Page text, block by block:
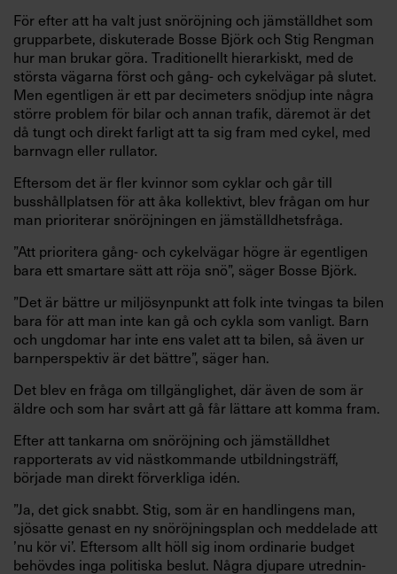
För efter att ha valt just snöröjning och jämställdhet som
grupparbete, diskuterade Bosse Björk och Stig Rengman
hur man brukar göra. Traditionellt hierarkiskt, med de
största vägarna först och gång- och cykelvägar på slutet.
Men egentligen är ett par decimeters snödjup inte några
större problem för bilar och annan trafik, däremot är det
då tungt och direkt farligt att ta sig fram med cykel, med
barnvagn eller rullator.
Eftersom det är fler kvinnor som cyklar och går till
busshållplatsen för att åka kollektivt, blev frågan om hur
man prioriterar snöröjningen en jämställdhetsfråga.
”Att prioritera gång- och cykelvägar högre är egentligen
bara ett smartare sätt att röja snö”, säger Bosse Björk.
”Det är bättre ur miljösynpunkt att folk inte tvingas ta bilen
bara för att man inte kan gå och cykla som vanligt. Barn
och ungdomar har inte ens valet att ta bilen, så även ur
barnperspektiv är det bättre”, säger han.
Det blev en fråga om tillgänglighet, där även de som är
äldre och som har svårt att gå får lättare att komma fram.
Efter att tankarna om snöröjning och jämställdhet
rapporterats av vid nästkommande utbildningsträff,
började man direkt förverkliga idén.
”Ja, det gick snabbt. Stig, som är en handlingens man,
sjösatte genast en ny snöröjningsplan och meddelade att
’nu kör vi’. Eftersom allt höll sig inom ordinarie budget
behövdes inga politiska beslut. Några djupare utrednin-